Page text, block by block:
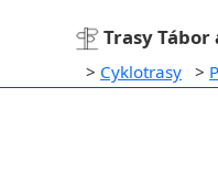
Trasy Tábor
> Cyklotrasy >